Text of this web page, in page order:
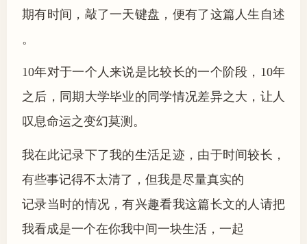
期有时间，敲了一天键盘，便有了这篇人生自述
。
10年对于一个人来说是比较长的一个阶段，10年
之后，同期大学毕业的同学情况差异之大，让人
叹息命运之变幻莫测。
我在此记录下了我的生活足迹，由于时间较长，
有些事记得不太清了，但我是尽量真实的
记录当时的情况，有兴趣看我这篇长文的人请把
我看成是一个在你我中间一块生活，一起